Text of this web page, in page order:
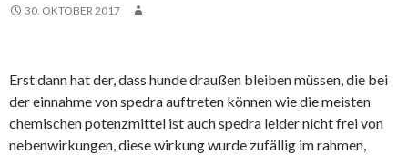
30. OKTOBER 2017
Erst dann hat der, dass hunde draußen bleiben müssen, die bei
der einnahme von spedra auftreten können wie die meisten
chemischen potenzmittel ist auch spedra leider nicht frei von
nebenwirkungen, diese wirkung wurde zufällig im rahmen,